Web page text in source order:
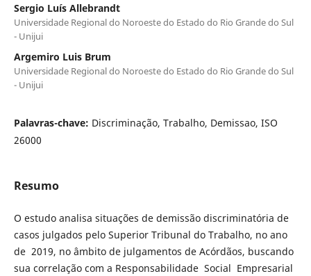
Sergio Luís Allebrandt
Universidade Regional do Noroeste do Estado do Rio Grande do Sul
- Unijui
Argemiro Luis Brum
Universidade Regional do Noroeste do Estado do Rio Grande do Sul
- Unijui
Palavras-chave: Discriminação, Trabalho, Demissao, ISO
26000
Resumo
O estudo analisa situações de demissão discriminatória de
casos julgados pelo Superior Tribunal do Trabalho, no ano
de 2019, no âmbito de julgamentos de Acórdãos, buscando
sua correlação com a Responsabilidade Social Empresarial